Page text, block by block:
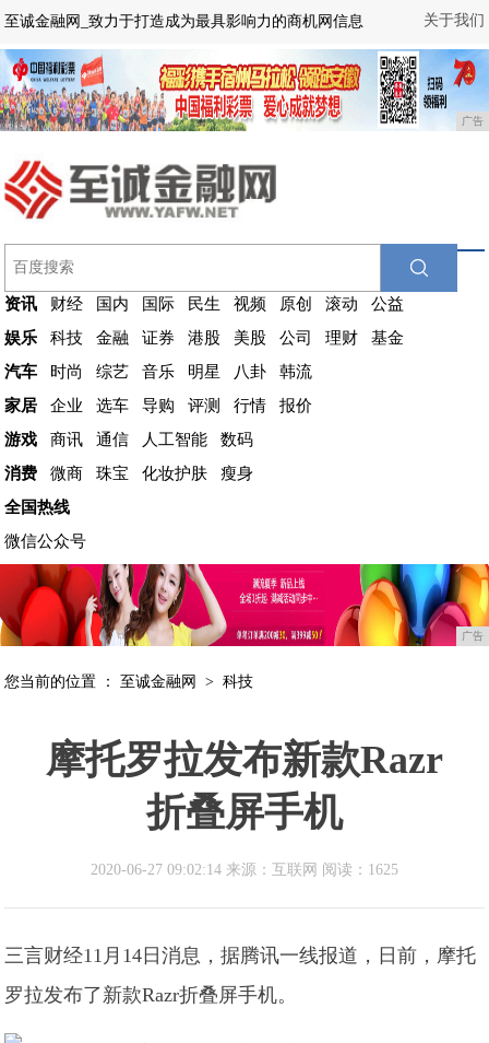
关于我们
至诚金融网_致力于打造成为最具影响力的商机网信息
广告
资讯 财经 国内 国际 民生 视频 原创 滚动
公益
娱乐
科技 金融 证券 港股 美股 公司 理财
基金
汽车
时尚 综艺 音乐 明星 八卦
韩流
家居
企业 选车 导购 评测 行情
报价
游戏
商讯 通信 人工智能
数码
消费
微商 珠宝 化妆护肤
瘦身
全国热线
微信公众号
广告
您当前的位置 ： 至诚金融网 >科技
摩托罗拉发布新款Razr
折叠屏手机
2020-06-27 09:02:14 来源：互联网 阅读：1625
三言财经11月14日消息，据腾讯一线报道，日前，摩托
罗拉发布了新款Razr折叠屏手机。